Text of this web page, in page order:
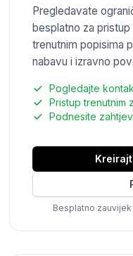
Pregledavate
besplatno za
trenutnim popisima
nabavu i izravno
Pogledajte
Pristup trenutnim
Podnesite
Besplatno zauvijek